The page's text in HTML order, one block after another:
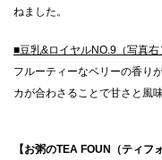
ねました。
■豆乳&ロイヤルNO.9（写真右
フルーティーなベリーの香り
カが合わさることで甘さと風
【お粥のTEA FOUN